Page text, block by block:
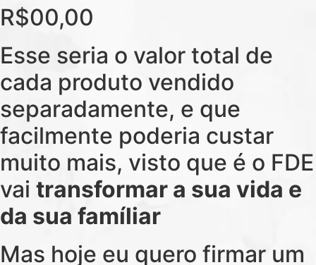
R$00,00
Esse seria o valor total de
cada produto vendido
separadamente, e que
facilmente poderia custar
muito mais, visto que é o FDE
vai transformar a sua vida e
da sua famíliar
Mas hoje eu quero firmar um